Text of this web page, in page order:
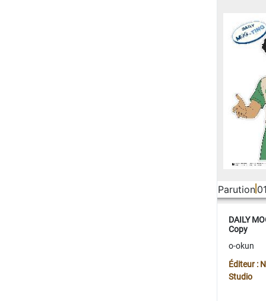
Parution
DAILY
Copy
o-okun
Éditeur :
Studio